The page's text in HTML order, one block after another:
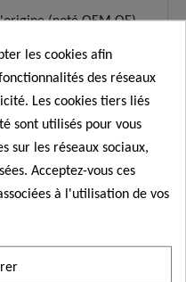
(noté OEM,OE)
indicatif ainsi que les
les cookies afin
des réseaux
Les cookies tiers liés
sont utilisés pour vous
sur les réseaux sociaux,
Acceptez-vous ces
à l'utilisation de vos